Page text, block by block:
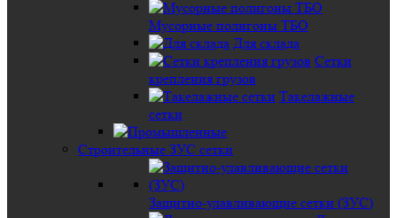
Мусорные полигоны ТБО
Для склада
Сетки
крепления грузов
Такелажные
сетки
Строительные ЗУС сетки
Защитно-улавливающие сетки (ЗУС)